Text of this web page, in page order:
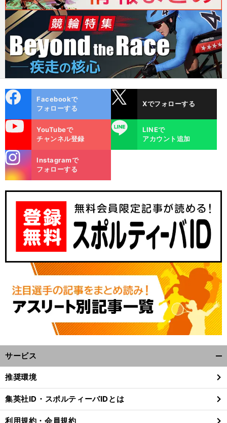
ok
Facebookで
フォローする
Xでフォローする
YouTubeで
チャンネル登録
LINE
LINEで
アカウント追加
m
Instagramで
フォローする
サービス
閉
る
推奨環境
集英社ID・スポルティーバIDとは
利用規約・会員規約